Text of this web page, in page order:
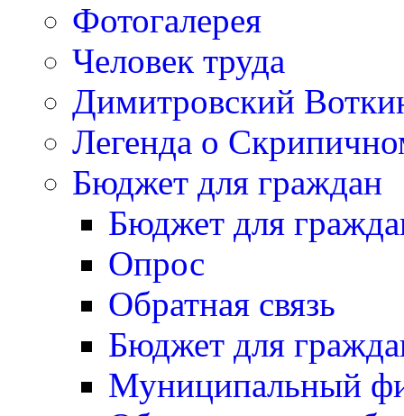
Фотогалерея
Человек труда
Димитровский
Легенда о
Бюджет для граждан
Бюджет для
Опрос
Обратная связь
Бюджет для
Муниципальный